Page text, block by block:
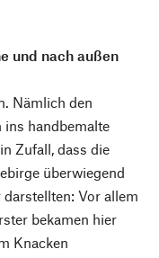
und nach außen
Nämlich den
ins handbemalte
Zufall, dass die
überwiegend
Vor allem
bekamen hier
Knacken